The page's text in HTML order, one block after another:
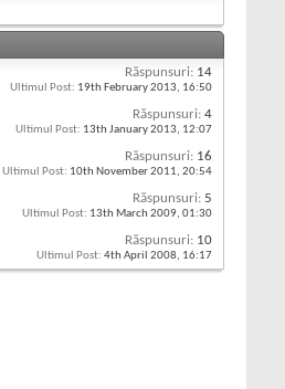
Răspunsuri: 14
Ultimul Post: 19th February 2013, 16:50
Răspunsuri: 4
Ultimul Post: 13th January 2013, 12:07
Răspunsuri: 16
Ultimul Post: 10th November 2011, 20:54
Răspunsuri: 5
Ultimul Post: 13th March 2009, 01:30
Răspunsuri: 10
Ultimul Post: 4th April 2008, 16:17